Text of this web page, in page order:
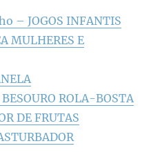
– JOGOS INFANTIS
MULHERES E
ROLA-BOSTA
DE FRUTAS